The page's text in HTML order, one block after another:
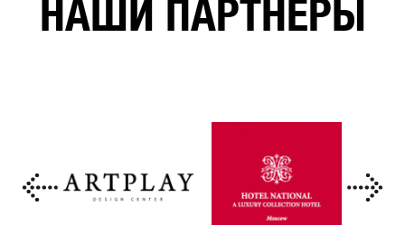
НАШИ ПАРТНЕРЫ